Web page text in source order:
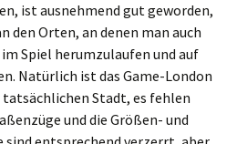
ist ausnehmend gut geworden,
den Orten, an denen man auch
Spiel herumzulaufen und auf
Natürlich ist das Game-London
tatsächlichen Stadt, es fehlen
und die Größen- und